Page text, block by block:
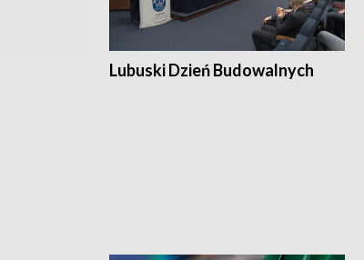
Lubuski Dzień Budowalnych